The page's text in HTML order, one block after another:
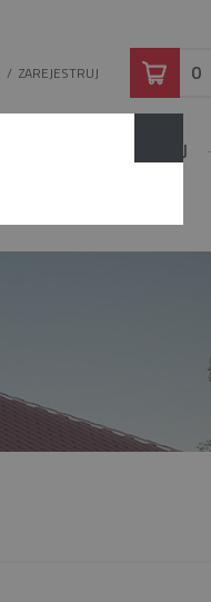
/ZAREJESTRUJ 0
KONFIGURUJ